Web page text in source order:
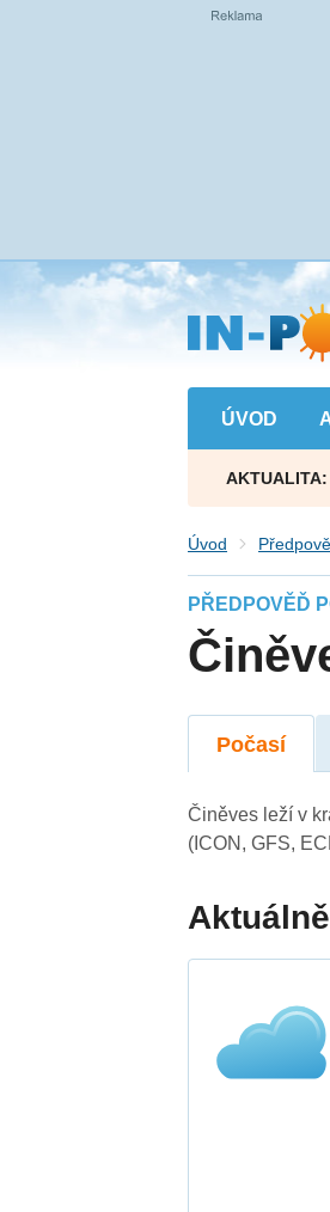
Přejít
na
hlavní
obsah
ÚVOD
AKTUALITA:
Úvod
PŘEDPOVĚĎ
Počasí
Činěves leží v
(ICON, GFS,
Aktuálně